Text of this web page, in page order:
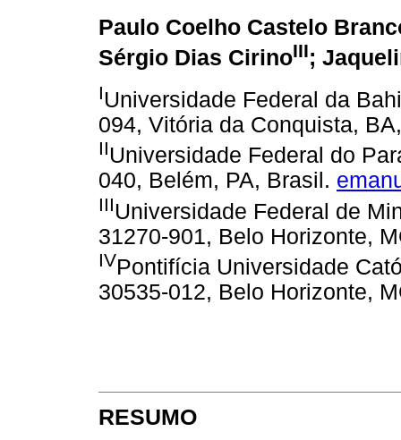
Paulo Coelho Castelo
Sérgio Dias CirinoIII;
IUniversidade Federal da
094, Vitória da Conquista,
IIUniversidade Federal do
040, Belém, PA, Brasil.
IIIUniversidade Federal de
31270-901, Belo Horizonte,
IVPontifícia Universidade
30535-012, Belo Horizonte,
RESUMO